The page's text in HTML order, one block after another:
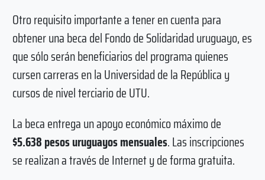
Otro requisito importante a tener en cuenta para
obtener una beca del Fondo de Solidaridad uruguayo, es
que sólo serán beneficiarios del programa quienes
cursen carreras en la Universidad de la República y
cursos de nivel terciario de UTU.
La beca entrega un apoyo económico máximo de
$5.638 pesos uruguayos mensuales. Las inscripciones
se realizan a través de Internet y de forma gratuita.